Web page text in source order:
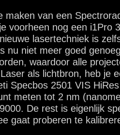
maken van een
voorheen nog een i1Pro
lasertechniek is
nu niet meer goed
waardoor alle
als lichtbron, heb je
Specbos 2501 VIS
meten tot 2 nm
De rest is eigenlijk
gaat proberen te